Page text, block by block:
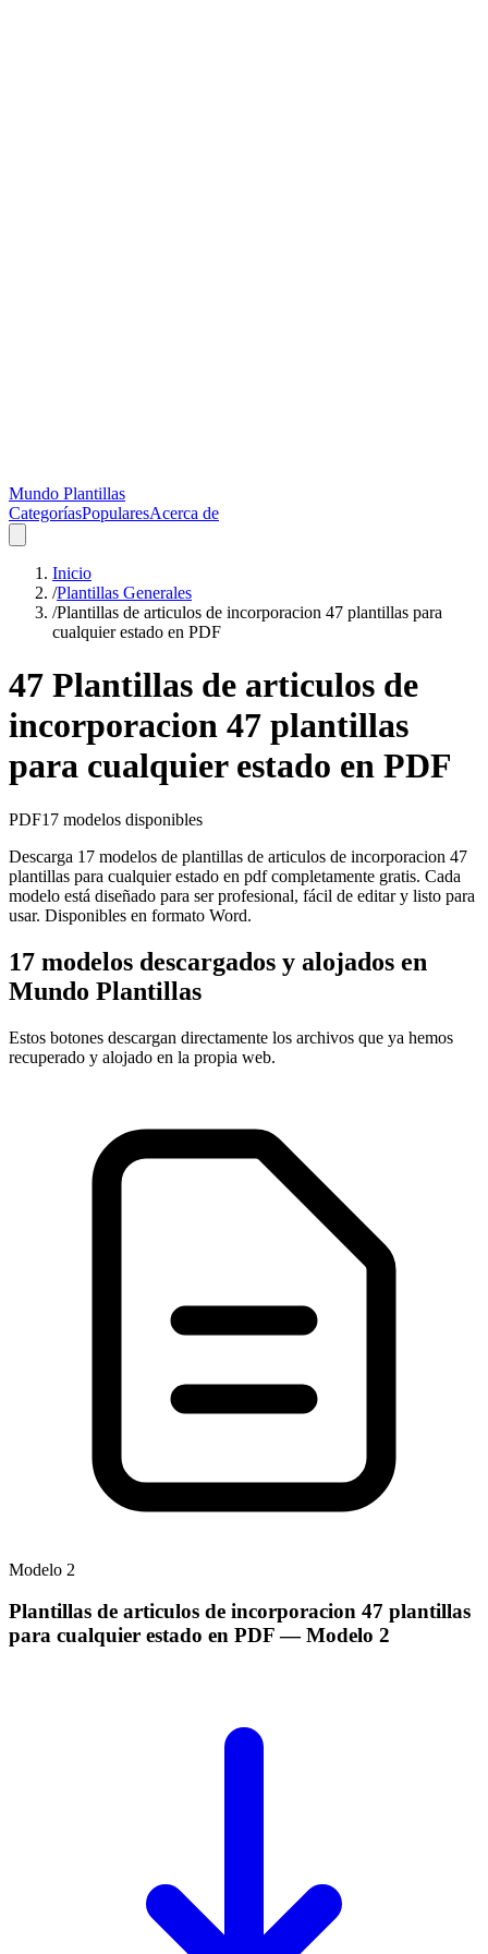
Mundo Plantillas
CategoríasPopularesAcerca de
Inicio
/Plantillas Generales
/Plantillas de articulos de incorporacion 47 plantillas para
cualquier estado en PDF
47 Plantillas de articulos de
incorporacion 47 plantillas
para cualquier estado en PDF
PDF17 modelos disponibles
Descarga 17 modelos de plantillas de articulos de incorporacion 47
plantillas para cualquier estado en pdf completamente gratis. Cada
modelo está diseñado para ser profesional, fácil de editar y listo para
usar. Disponibles en formato Word.
17 modelos descargados y alojados en
Mundo Plantillas
Estos botones descargan directamente los archivos que ya hemos
recuperado y alojado en la propia web.
Modelo 2
Plantillas de articulos de incorporacion 47 plantillas
para cualquier estado en PDF— Modelo 2